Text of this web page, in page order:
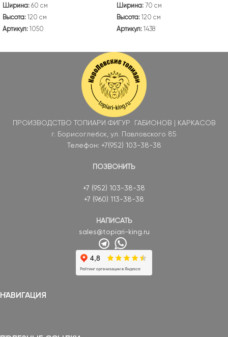
Ширина: 60 см
Высота: 120 см
Артикул: 1050
Ширина: 70 см
Высота: 120 см
Артикул: 1438
ПРОИЗВОДСТВО ТОПИАРИ ФИГУР ГАБИОНОВ | КАРКАСОВ
г. Борисоглебск, ул. Павловского 85
Телефон: +7(952) 103-38-38
ПОЗВОНИТЬ
+7 (952) 103-38-38
+7 (960) 113-38-38
НАПИСАТЬ
sales@topiari-king.ru
НАВИГАЦИЯ